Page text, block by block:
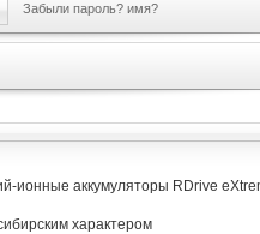
Забыли пароль? имя?
ионные аккумуляторы RDrive
характером